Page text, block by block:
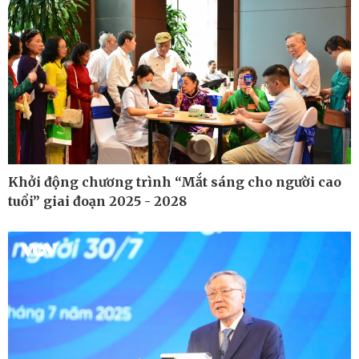
Ô tô - Xe máy
Xe máy
Tư vấn
Doanh nghiệp 24h
Doanh nhân
Vì cộng đồng
Khởi động chương trình “Mắt sáng cho người cao
tuổi” giai đoạn 2025 - 2028